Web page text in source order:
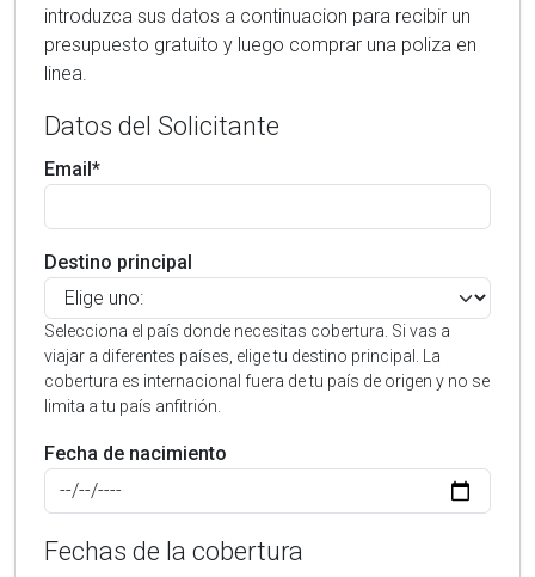
introduzca sus datos a continuacion para recibir un
presupuesto gratuito y luego comprar una poliza en
linea.
Datos del Solicitante
Email*
Destino principal
Selecciona el país donde necesitas cobertura. Si vas a
viajar a diferentes países, elige tu destino principal. La
cobertura es internacional fuera de tu país de origen y no se
limita a tu país anfitrión.
Fecha de nacimiento
Fechas de la cobertura